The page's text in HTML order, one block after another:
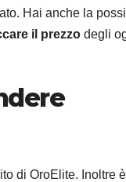
Hai anche la
il prezzo degli
di OroElite. Inoltre è